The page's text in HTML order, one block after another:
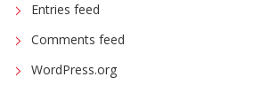
Entries feed
Comments feed
WordPress.org